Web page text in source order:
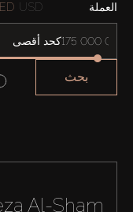
العملة USD
كحد أقصى
بحث
Al-Sham